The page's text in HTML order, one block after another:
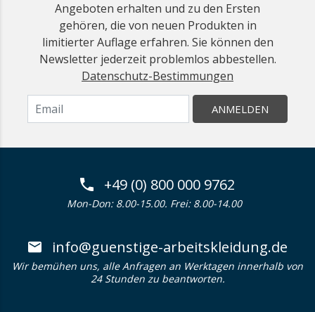
Angeboten erhalten und zu den Ersten
gehören, die von neuen Produkten in
limitierter Auflage erfahren. Sie können den
Newsletter jederzeit problemlos abbestellen.
Datenschutz-Bestimmungen
ANMELDEN
+49 (0) 800 000 9762
Mon-Don: 8.00-15.00. Frei: 8.00-14.00
info@guenstige-arbeitskleidung.de
Wir bemühen uns, alle Anfragen an Werktagen innerhalb von
24 Stunden zu beantworten.